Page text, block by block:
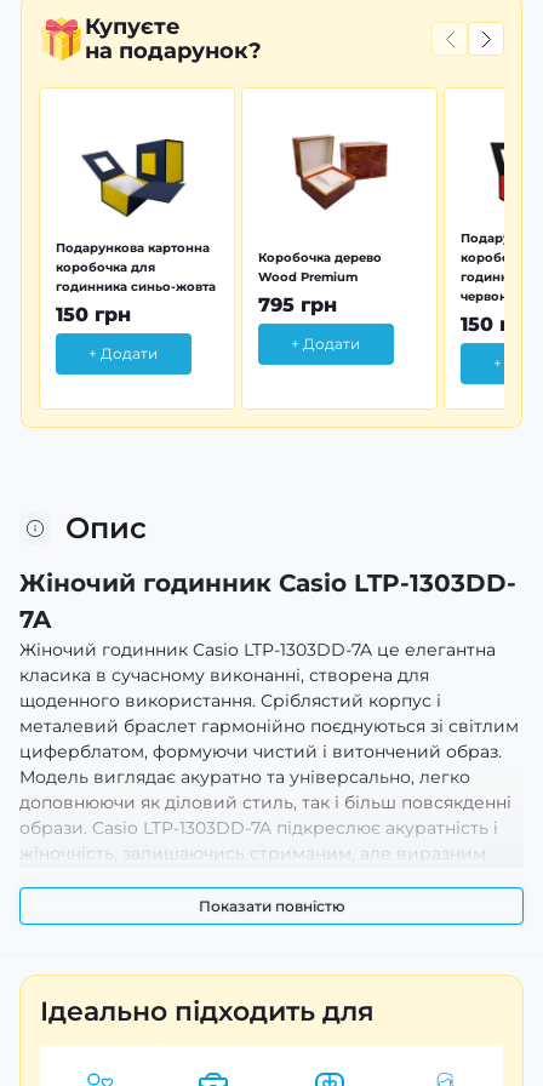
Купуєте
на подарунок?
Подарункова картонна
коробочка для
годинника синьо-жовта
150 грн
+ Додати
Коробочка дерево
Wood Premium
795 грн
+ Додати
коробочка
годинника
червона
150 грн
+
Опис
Жіночий годинник Casio LTP-1303DD-
7A
Жіночий годинник Casio LTP-1303DD-7A це елегантна
класика в сучасному виконанні, створена для
щоденного використання. Сріблястий корпус і
металевий браслет гармонійно поєднуються зі світлим
циферблатом, формуючи чистий і витончений образ.
Модель виглядає акуратно та універсально, легко
доповнюючи як діловий стиль, так і більш повсякденні
образи. Casio LTP-1303DD-7A підкреслює акуратність і
жіночність, залишаючись стриманим, але виразним
Світлий циферблат має лаконічне оформлення з
зчитування в будь-яких умовах. Тонкі стрілки додають
легкості дизайну, не перевантажуючи загальну
композицію. Круглий корпус із плавними лініями
виглядає класично та збалансовано. Металевий
браслет створює цілісний вигляд і добре прилягає до
Показати повністю
Ідеально підходить для